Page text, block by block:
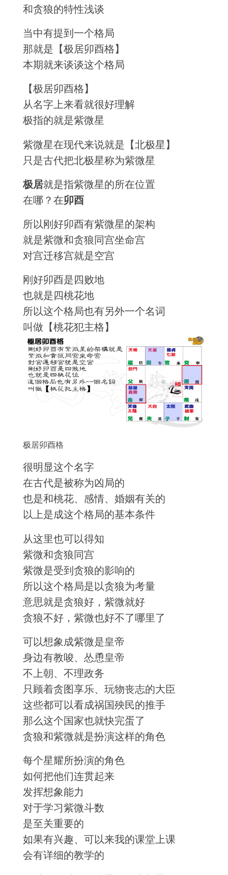
和贪狼的特性浅谈
当中有提到一个格局
那就是【极居卯酉格】
本期就来谈谈这个格局
【极居卯酉格】
从名字上来看就很好理解
极指的就是紫微星
紫微星在现代来说就是【北极星】
只是古代把北极星称为紫微星
极居就是指紫微星的所在位置
在哪？在卯酉
所以刚好卯酉有紫微星的架构
就是紫微和贪狼同宫坐命宫
对宫迁移宫就是空宫
刚好卯酉是四败地
也就是四桃花地
所以这个格局也有另外一个名词
叫做【桃花犯主格】
极居卯酉格
很明显这个名字
在古代是被称为凶局的
也是和桃花、感情、婚姻有关的
以上是成这个格局的基本条件
从这里也可以得知
紫微和贪狼同宫
紫微是受到贪狼的影响的
所以这个格局是以贪狼为考量
意思就是贪狼好，紫微就好
贪狼不好，紫微也好不了哪里了
可以想象成紫微是皇帝
身边有教唆、怂恿皇帝
不上朝、不理政务
只顾着贪图享乐、玩物丧志的大臣
这些都可以看成祸国殃民的推手
那么这个国家也就快完蛋了
贪狼和紫微就是扮演这样的角色
每个星耀所扮演的角色
如何把他们连贯起来
发挥想象能力
对于学习紫微斗数
是至关重要的
如果有兴趣、可以来我的课堂上课
会有详细的教学的